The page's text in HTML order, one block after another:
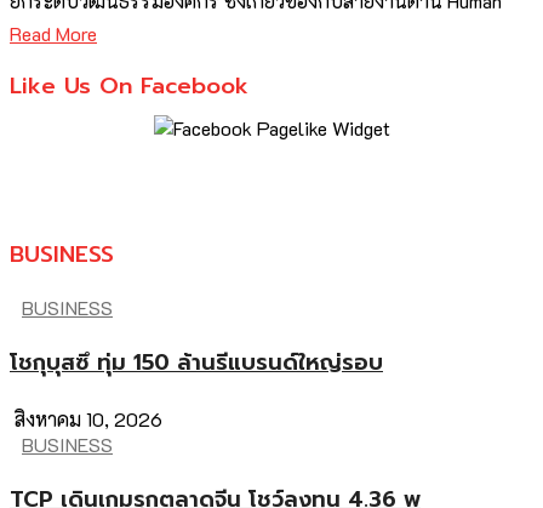
Read More
Like Us On Facebook
BUSINESS
BUSINESS
โชกุบุสซึ ทุ่ม 150 ล้านรีแบรนด์ใหญ่รอบ
สิงหาคม 10, 2026
BUSINESS
TCP เดินเกมรุกตลาดจีน โชว์ลงทุน 4.36 พ